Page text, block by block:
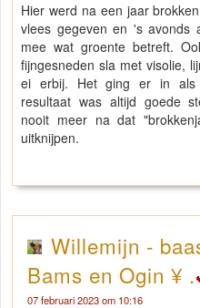
Hier werd na een jaar
vlees gegeven en 's avonds
mee wat groente betreft.
fijngesneden sla met visolie,
ei erbij. Het ging er in als
resultaat was altijd goede
nooit meer na dat
uitknijpen.
Willemijn -
Bams en Ogin ¥ .
07 februari 2023 om 10:16